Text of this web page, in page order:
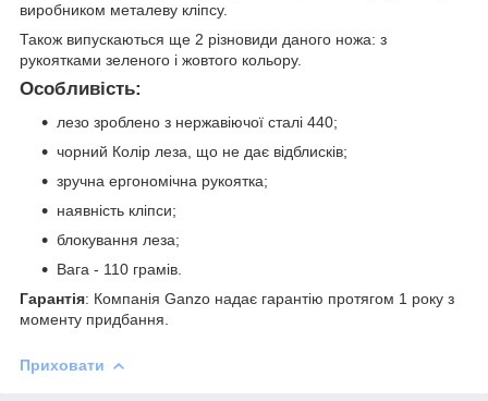
виробником металеву кліпсу.
Також випускаються ще 2 різновиди даного ножа: з
рукоятками зеленого і жовтого кольору.
Особливість:
лезо зроблено з нержавіючої сталі 440;
чорний Колір леза, що не дає відблисків;
зручна ергономічна рукоятка;
наявність кліпси;
блокування леза;
Вага - 110 грамів.
Гарантія: Компанія Ganzo надає гарантію протягом 1 року з
моменту придбання.
Приховати